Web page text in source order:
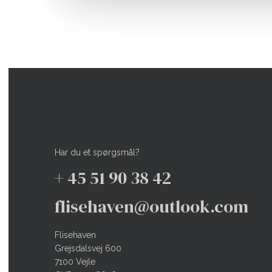
Har du et spørgsmål?
+ 45 51 90 38 42
flisehaven@outlook.com
Flisehaven
Grejsdalsvej 600
7100 Vejle